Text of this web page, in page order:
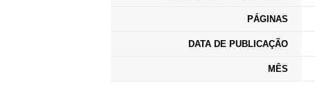
PÁGINAS
DATA DE PUBLICAÇÃO
MÊS